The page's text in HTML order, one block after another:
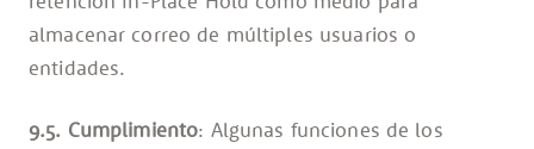
almacenar correo de múltiples usuarios o
entidades.
9.5. Cumplimiento: Algunas funciones de los